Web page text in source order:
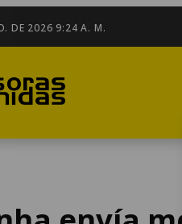
DE 2026 9:24 A. M.